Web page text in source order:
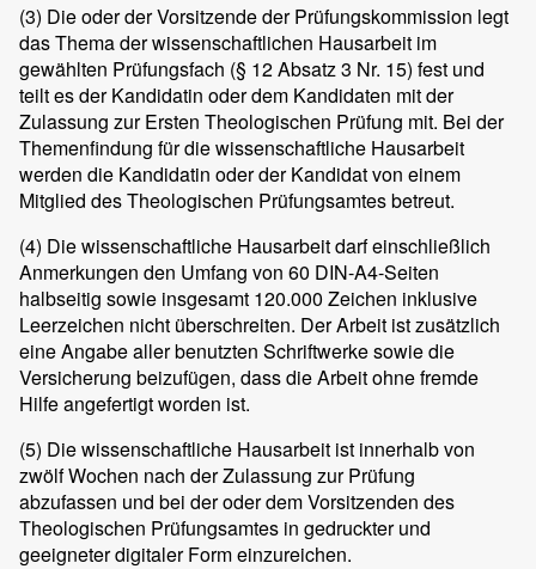
(3) Die oder der Vorsitzende der Prüfungskommission legt
das Thema der wissenschaftlichen Hausarbeit im
gewählten Prüfungsfach (§ 12 Absatz 3 Nr. 15) fest und
teilt es der Kandidatin oder dem Kandidaten mit der
Zulassung zur Ersten Theologischen Prüfung mit. Bei der
Themenfindung für die wissenschaftliche Hausarbeit
werden die Kandidatin oder der Kandidat von einem
Mitglied des Theologischen Prüfungsamtes betreut.
(4) Die wissenschaftliche Hausarbeit darf einschließlich
Anmerkungen den Umfang von 60 DIN-A4-Seiten
halbseitig sowie insgesamt 120.000 Zeichen inklusive
Leerzeichen nicht überschreiten. Der Arbeit ist zusätzlich
eine Angabe aller benutzten Schriftwerke sowie die
Versicherung beizufügen, dass die Arbeit ohne fremde
Hilfe angefertigt worden ist.
(5) Die wissenschaftliche Hausarbeit ist innerhalb von
zwölf Wochen nach der Zulassung zur Prüfung
abzufassen und bei der oder dem Vorsitzenden des
Theologischen Prüfungsamtes in gedruckter und
geeigneter digitaler Form einzureichen.